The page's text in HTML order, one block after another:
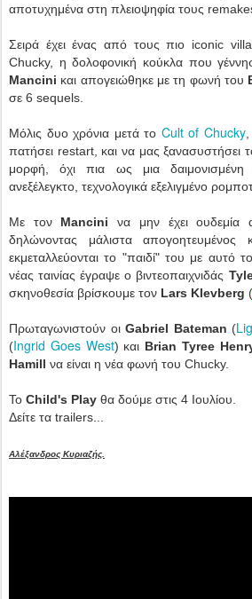
αποτυχημένα στη πλειοψηφία τους
Σειρά έχει ένας από τους πιο iconic
Chucky, η δολοφονική κούκλα που
Mancini και απογειώθηκε με τη φωνή του
σε 6 sequels.
Μόλις δυο χρόνια μετά το Cult of Chucky,
πατήσει restart, και να μας ξανασυστήσει
μορφή, όχι πια ως μια
ανεξέλεγκτο, τεχνολογικά εξελιγμένο
Με τον Manciniνα μην έχει ουδεμία
δηλώνοντας μάλιστα απογοητευμένος
εκμεταλλεύονται το "παιδί" του με αυτό
νέας ταινίας έγραψε ο βιντεοπαιχνιδάς
σκηνοθεσία βρίσκουμε τον Lars Klevberg (
Πρωταγωνιστούν οιGabriel Bateman (
(Ingrid Goes West) και Brian Tyree
Hamill να είναι η νέα φωνή του Chucky.
To Child's Play θα δούμε στις 4 Ιουλίου.
Δείτε τα trailers...
Αλέξανδρος Κυριαζής.